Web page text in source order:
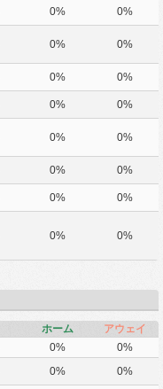
0% 0%
0% 0%
0% 0%
0% 0%
0% 0%
0% 0%
0% 0%
0% 0%
ホーム アウェイ
0% 0%
0% 0%